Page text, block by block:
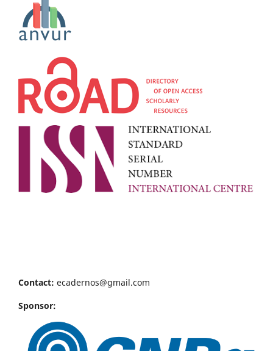
Contact: ecadernos@gmail.com
Sponsor: